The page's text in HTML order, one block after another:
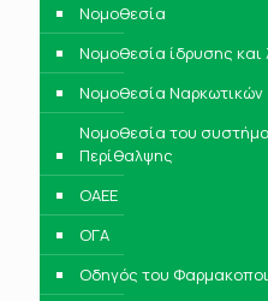
Νομοθεσία
Νομοθεσία ίδρυσης και
Νομοθεσία Ναρκωτικών
Νομοθεσία του
Περίθαλψης
ΟΑΕΕ
ΟΓΑ
Οδηγός του